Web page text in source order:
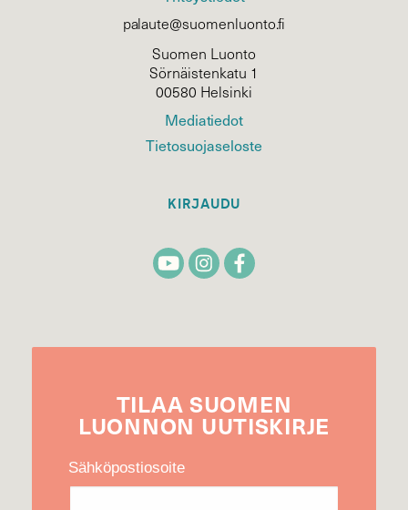
palaute@suomenluonto.fi
Suomen Luonto
Sörnäistenkatu 1
00580 Helsinki
Mediatiedot
Tietosuojaseloste
KIRJAUDU
TILAA SUOMEN
LUONNON UUTIS­KIRJE
Sähköpostiosoite